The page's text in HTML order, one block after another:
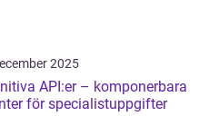
2025
API:er – komponerbara
för specialistuppgifter